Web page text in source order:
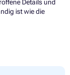
Details und
ist wie die